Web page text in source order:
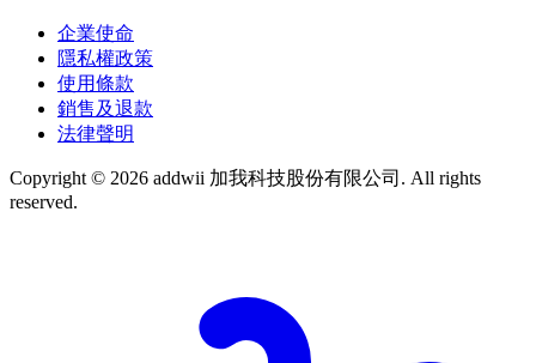
企業使命
隱私權政策
使用條款
銷售及退款
法律聲明
Copyright © 2026 addwii 加我科技股份有限公司. All rights
reserved.